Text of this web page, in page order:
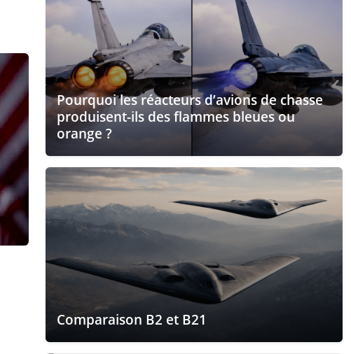
Pourquoi les réacteurs d’avions de chasse
produisent-ils des flammes bleues ou
orange ?
Comparaison B2 et B21